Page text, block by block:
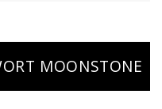
MOONSTONE